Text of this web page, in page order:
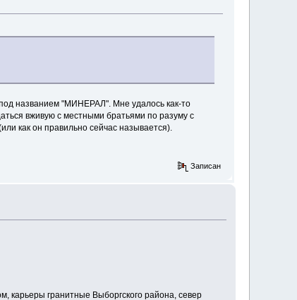
названием "МИНЕРАЛ". Мне удалось как-то
вживую с местными братьями по разуму с
как он правильно сейчас называется).
Записан
карьеры гранитные Выборгского района, север